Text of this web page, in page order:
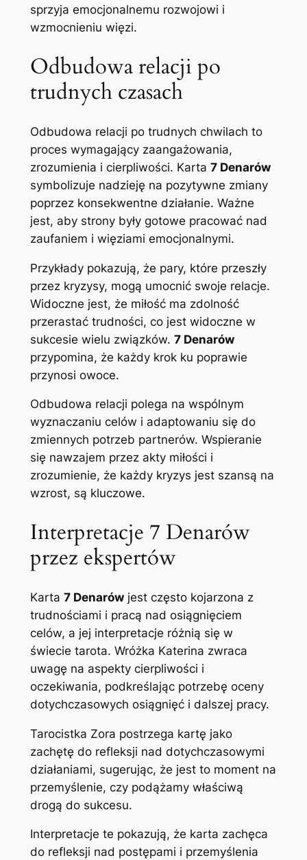
sprzyja emocjonalnemu rozwojowi i
wzmocnieniu więzi.
Odbudowa relacji po
trudnych czasach
Odbudowa relacji po trudnych chwilach to
proces wymagający zaangażowania,
zrozumienia i cierpliwości. Karta 7 Denarów
symbolizuje nadzieję na pozytywne zmiany
poprzez konsekwentne działanie. Ważne
jest, aby strony były gotowe pracować nad
zaufaniem i więziami emocjonalnymi.
Przykłady pokazują, że pary, które przeszły
przez kryzysy, mogą umocnić swoje relacje.
Widoczne jest, że miłość ma zdolność
przerastać trudności, co jest widoczne w
sukcesie wielu związków. 7 Denarów
przypomina, że każdy krok ku poprawie
przynosi owoce.
Odbudowa relacji polega na wspólnym
wyznaczaniu celów i adaptowaniu się do
zmiennych potrzeb partnerów. Wspieranie
się nawzajem przez akty miłości i
zrozumienie, że każdy kryzys jest szansą na
wzrost, są kluczowe.
Interpretacje 7 Denarów
przez ekspertów
Karta 7 Denarówjest często kojarzona z
trudnościami i pracą nad osiągnięciem
celów, a jej interpretacje różnią się w
świecie tarota. Wróżka Katerina zwraca
uwagę na aspekty cierpliwości i
oczekiwania, podkreślając potrzebę oceny
dotychczasowych osiągnięć i dalszej pracy.
Tarocistka Zora postrzega kartę jako
zachętę do refleksji nad dotychczasowymi
działaniami, sugerując, że jest to moment na
przemyślenie, czy podążamy właściwą
drogą do sukcesu.
Interpretacje te pokazują, że karta zachęca
do refleksji nad postępami i przemyślenia